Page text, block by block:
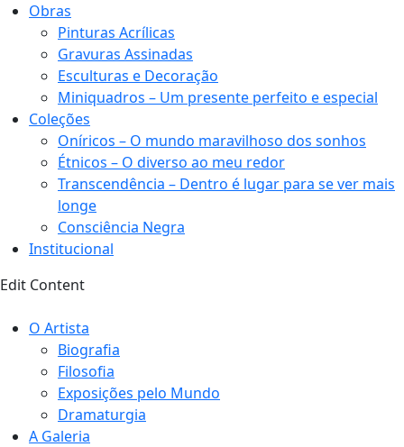
Obras
Pinturas Acrílicas
Gravuras Assinadas
Esculturas e Decoração
Miniquadros – Um presente perfeito e especial
Coleções
Oníricos – O mundo maravilhoso dos sonhos
Étnicos – O diverso ao meu redor
Transcendência – Dentro é lugar para se ver mais
longe
Consciência Negra
Institucional
Edit Content
O Artista
Biografia
Filosofia
Exposições pelo Mundo
Dramaturgia
A Galeria